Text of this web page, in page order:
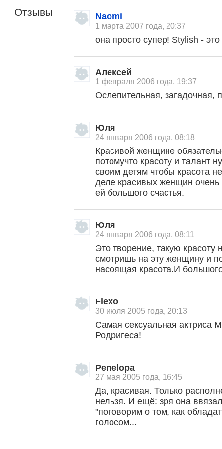
Отзывы Naomi
1 марта 2007 года, 20:37
она просто супер! Stylish -
Алексей
1 февраля 2006 года, 19:37
Ослепительная,
Юля
24 января 2006 года, 08:18
Красивой женщине
потомучто красоту и талант
своим детям чтобы красота
деле красивых женщин
ей большого счастья.
Юля
24 января 2006 года, 08:11
Это творение, такую красоту
смотришь на эту женщину и
насоящая красота.И
Flexo
30 июля 2005 года, 20:13
Самая сексуальная актриса
Родригеса!
Penelopa
27 мая 2005 года, 16:45
Да, красивая. Только
нельзя. И ещё: зря она
"поговорим о том, как
голосом...